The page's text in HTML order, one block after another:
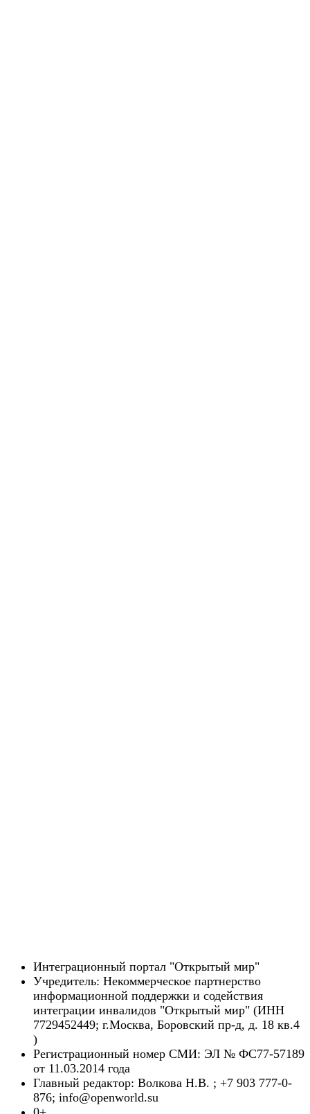
Интеграционный портал "Открытый мир"
Учредитель: Некоммерческое партнерство
информационной поддержки и содействия
интеграции инвалидов "Открытый мир" (ИНН
7729452449; г.Москва, Боровский пр-д, д. 18 кв.4
)
Регистрационный номер СМИ: ЭЛ № ФС77-57189
от 11.03.2014 года
Главный редактор: Волкова Н.В. ; +7 903 777-0-
876; info@openworld.su